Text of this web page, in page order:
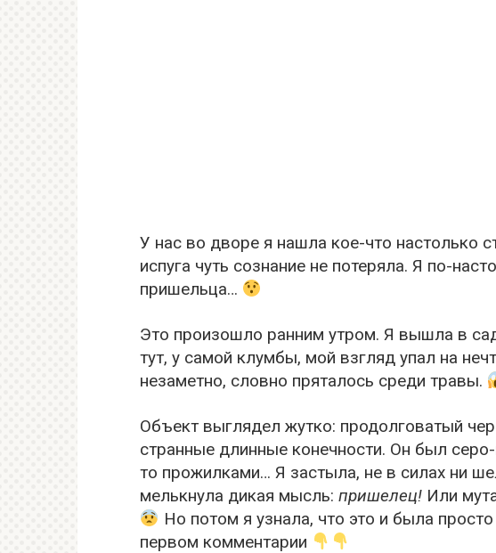
У нас во дворе я нашла кое-что настолько
испуга чуть сознание не потеряла. Я по-
пришельца…
Это произошло ранним утром. Я вышла в
тут, у самой клумбы, мой взгляд упал на
незаметно, словно пряталось среди травы.
Объект выглядел жутко: продолговатый
странные длинные конечности. Он был
то прожилками… Я застыла, не в силах ни
мелькнула дикая мысль: пришелец! Или
Но потом я узнала, что это и была
первом комментарии